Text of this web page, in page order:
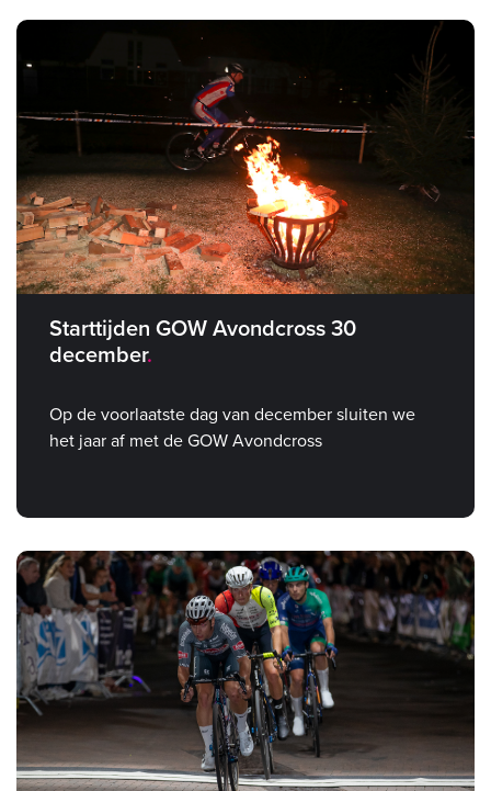
Starttijden GOW Avondcross 30
december
Op de voorlaatste dag van december sluiten we
het jaar af met de GOW Avondcross